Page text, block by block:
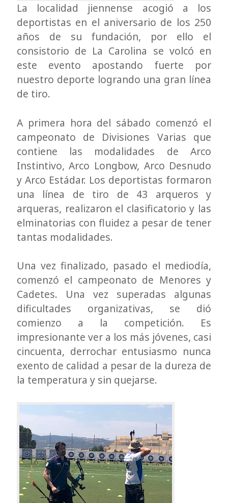
La localidad jiennense acogió a los
deportistas en el aniversario de los 250
años de su fundación, por ello el
consistorio de La Carolina se volcó en
este evento apostando fuerte por
nuestro deporte logrando una gran línea
de tiro.
A primera hora del sábado comenzó el
campeonato de Divisiones Varias que
contiene las modalidades de Arco
Instintivo, Arco Longbow, Arco Desnudo
y Arco Estádar. Los deportistas formaron
una línea de tiro de 43 arqueros y
arqueras, realizaron el clasificatorio y las
elminatorias con fluidez a pesar de tener
tantas modalidades.
Una vez finalizado, pasado el mediodía,
comenzó el campeonato de Menores y
Cadetes. Una vez superadas algunas
dificultades organizativas, se dió
comienzo a la competición. Es
impresionante ver a los más jóvenes, casi
cincuenta, derrochar entusiasmo nunca
exento de calidad a pesar de la dureza de
la temperatura y sin quejarse.